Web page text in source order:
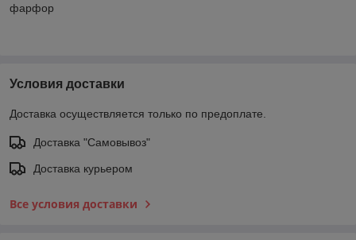
фарфор
Условия доставки
Доставка осуществляется только по предоплате.
Доставка "Самовывоз"
Доставка курьером
Все условия доставки